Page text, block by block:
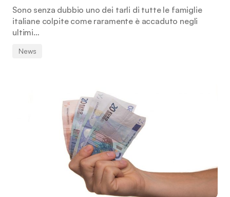
Sono senza dubbio uno dei tarli di tutte le famiglie
italiane colpite come raramente è accaduto negli
ultimi…
News